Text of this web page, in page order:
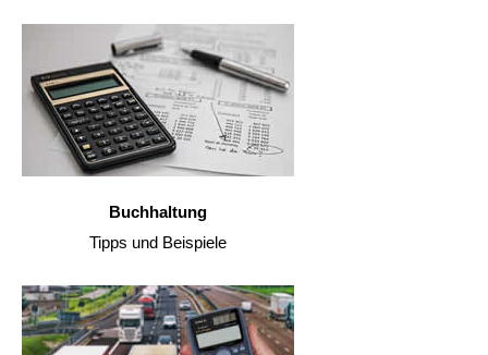
Buchhaltung
Tipps und Beispiele